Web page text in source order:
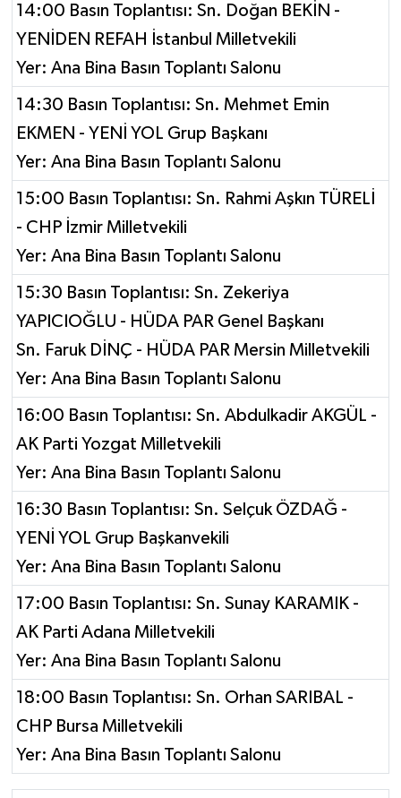
14:00 Basın Toplantısı: Sn. Doğan BEKİN -
YENİDEN REFAH İstanbul Milletvekili
Yer: Ana Bina Basın Toplantı Salonu
14:30 Basın Toplantısı: Sn. Mehmet Emin
EKMEN - YENİ YOL Grup Başkanı
Yer: Ana Bina Basın Toplantı Salonu
15:00 Basın Toplantısı: Sn. Rahmi Aşkın TÜRELİ
- CHP İzmir Milletvekili
Yer: Ana Bina Basın Toplantı Salonu
15:30 Basın Toplantısı: Sn. Zekeriya
YAPICIOĞLU - HÜDA PAR Genel Başkanı
Sn. Faruk DİNÇ - HÜDA PAR Mersin Milletvekili
Yer: Ana Bina Basın Toplantı Salonu
16:00 Basın Toplantısı: Sn. Abdulkadir AKGÜL -
AK Parti Yozgat Milletvekili
Yer: Ana Bina Basın Toplantı Salonu
16:30 Basın Toplantısı: Sn. Selçuk ÖZDAĞ -
YENİ YOL Grup Başkanvekili
Yer: Ana Bina Basın Toplantı Salonu
17:00 Basın Toplantısı: Sn. Sunay KARAMIK -
AK Parti Adana Milletvekili
Yer: Ana Bina Basın Toplantı Salonu
18:00 Basın Toplantısı: Sn. Orhan SARIBAL -
CHP Bursa Milletvekili
Yer: Ana Bina Basın Toplantı Salonu